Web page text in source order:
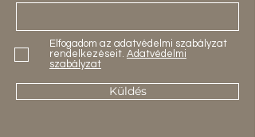
Elfogadom az adatvédelmi szabályzat
rendelkezéseit. Adatvédelmi
szabályzat
Küldés